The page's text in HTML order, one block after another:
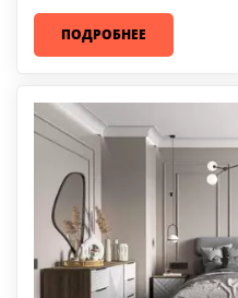
ПОДРОБНЕЕ